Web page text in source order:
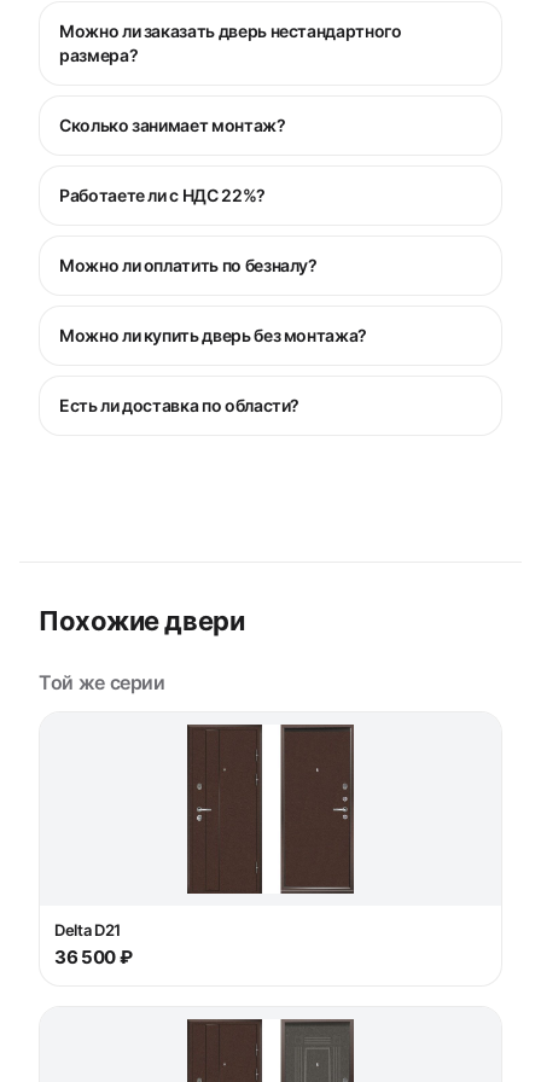
Можно ли заказать дверь нестандартного
размера?
Сколько занимает монтаж?
Работаете ли с НДС 22%?
Можно ли оплатить по безналу?
Можно ли купить дверь без монтажа?
Есть ли доставка по области?
Похожие двери
Той же серии
Delta D21
36 500 ₽